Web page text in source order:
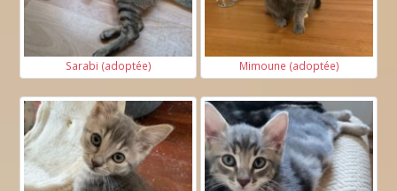
Sarabi (adoptée) Mimoune (adoptée)